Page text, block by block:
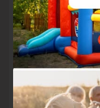
I když je venku
nudit.
Dětský koutek je k
dospělý mohou
posilovací stroje i